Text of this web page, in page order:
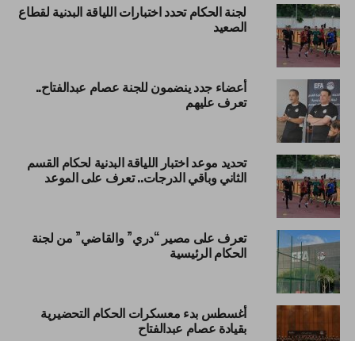
لجنة الحكام تحدد اختبارات اللياقة البدنية لقطاع
الصعيد
أعضاء جدد ينضمون للجنة عصام عبدالفتاح..
تعرف عليهم
تحديد موعد اختبار اللياقة البدنية لحكام القسم
الثاني وباقي الدرجات.. تعرف على الموعد
تعرف على مصير “دري” والقاضي” من لجنة
الحكام الرئيسية
أغسطس بدء معسكرات الحكام التحضيرية
بقيادة عصام عبدالفتاح